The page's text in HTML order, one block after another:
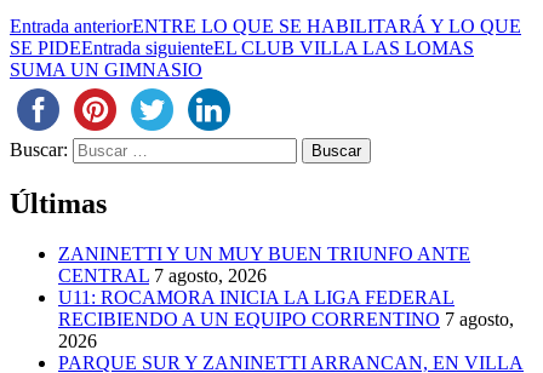
Entrada anteriorENTRE LO QUE SE HABILITARÁ Y LO QUE
SE PIDEEntrada siguienteEL CLUB VILLA LAS LOMAS
SUMA UN GIMNASIO
Buscar:
Últimas
ZANINETTI Y UN MUY BUEN TRIUNFO ANTE
CENTRAL 7 agosto, 2026
U11: ROCAMORA INICIA LA LIGA FEDERAL
RECIBIENDO A UN EQUIPO CORRENTINO 7 agosto,
2026
PARQUE SUR Y ZANINETTI ARRANCAN, EN VILLA